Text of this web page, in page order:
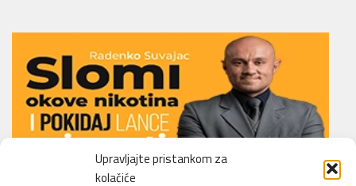
Upravljajte pristankom za
kolačiće